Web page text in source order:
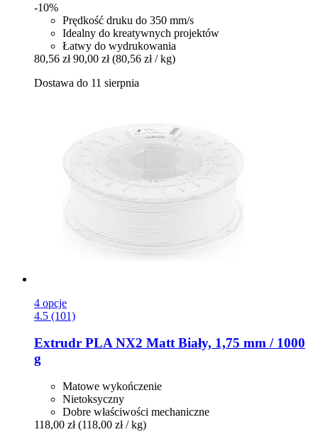
-10%
Prędkość druku do 350 mm/s
Idealny do kreatywnych projektów
Łatwy do wydrukowania
80,56 zł 90,00 zł (80,56 zł / kg)
Dostawa do 11 sierpnia
4 opcje
4.5 (101)
Extrudr PLA NX2 Matt Biały, 1,75 mm / 1000
g
Matowe wykończenie
Nietoksyczny
Dobre właściwości mechaniczne
118,00 zł (118,00 zł / kg)